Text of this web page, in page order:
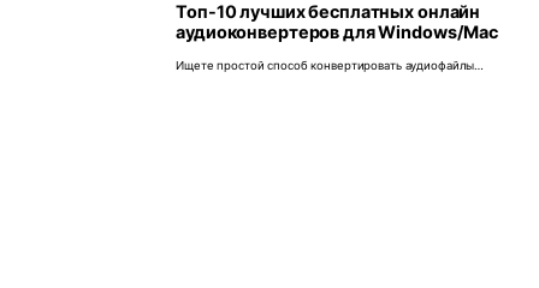
Топ-10 лучших бесплатных онлайн
аудиоконвертеров для Windows/Mac
Ищете простой способ конвертировать аудиофайлы